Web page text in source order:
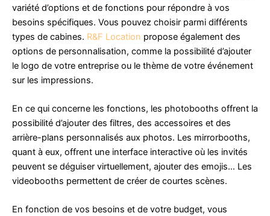
variété d’options et de fonctions pour répondre à vos
besoins spécifiques. Vous pouvez choisir parmi différents
types de cabines. R&F Location propose également des
options de personnalisation, comme la possibilité d’ajouter
le logo de votre entreprise ou le thème de votre événement
sur les impressions.
En ce qui concerne les fonctions, les photobooths offrent la
possibilité d’ajouter des filtres, des accessoires et des
arrière-plans personnalisés aux photos. Les mirrorbooths,
quant à eux, offrent une interface interactive où les invités
peuvent se déguiser virtuellement, ajouter des emojis… Les
videobooths permettent de créer de courtes scènes.
En fonction de vos besoins et de votre budget, vous